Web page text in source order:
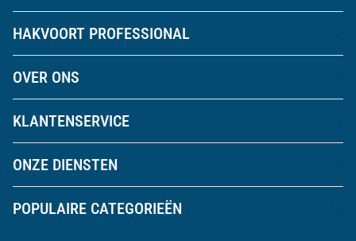
HAKVOORT PROFESSIONAL
OVER ONS
KLANTENSERVICE
ONZE DIENSTEN
POPULAIRE CATEGORIEËN